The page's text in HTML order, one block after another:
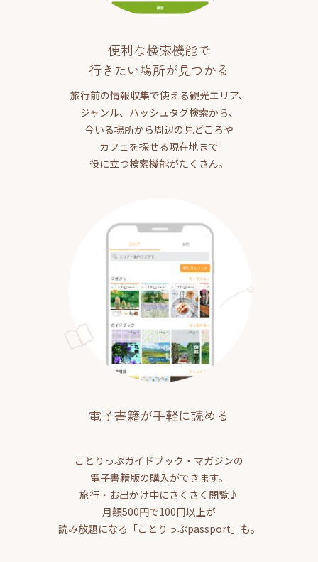
便利な検索機能で
行きたい場所が見つかる
旅行前の情報収集で使える観光エリア、
ジャンル、ハッシュタグ検索から、
今いる場所から周辺の見どころや
カフェを探せる現在地まで
役に立つ検索機能がたくさん。
電子書籍が手軽に読める
ことりっぷガイドブック・マガジンの
電子書籍版の購入ができます。
旅行・お出かけ中にさくさく閲覧♪
月額500円で100冊以上が
読み放題になる「ことりっぷpassport」も。